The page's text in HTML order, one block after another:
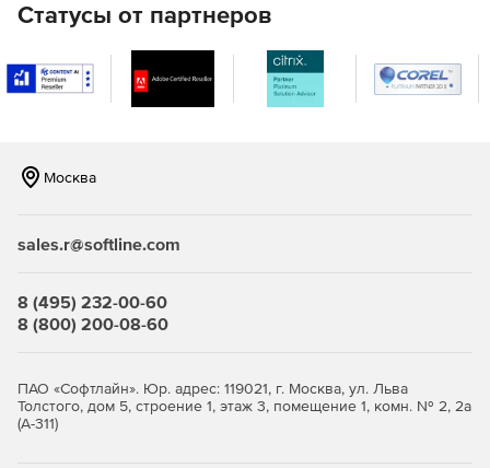
сопроводительной документации: можно задать для
определить роли.
Документация разбивается по параметрам: объектам
Регламенты задают дедлайны, проверяют качество
работы и сроки.
Ведение истории объектов.
доработки на базе комментариев экспертов.
Статусы от партнеров
Москва
sales.r@softline.com
8 (495) 232-00-60
8 (800) 200-08-60
ПАО «Софтлайн». Юр. адрес: 119021, г. Москва, ул. Льва
Толстого, дом 5, строение 1, этаж 3, помещение 1, комн. № 2, 2а
(А-311)